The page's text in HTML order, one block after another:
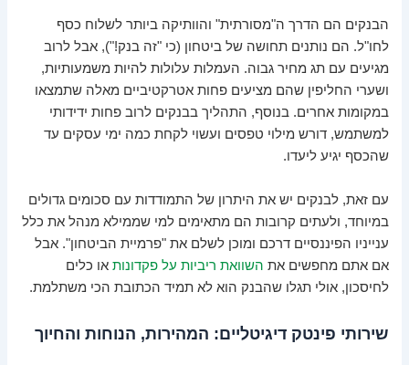
הבנקים הם הדרך ה"מסורתית" והוותיקה ביותר לשלוח כסף
לחו"ל. הם נותנים תחושה של ביטחון (כי "זה בנק!"), אבל לרוב
מגיעים עם תג מחיר גבוה. העמלות עלולות להיות משמעותיות,
ושערי החליפין שהם מציעים פחות אטרקטיביים מאלה שתמצאו
במקומות אחרים. בנוסף, התהליך בבנקים לרוב פחות ידידותי
למשתמש, דורש מילוי טפסים ועשוי לקחת כמה ימי עסקים עד
שהכסף יגיע ליעדו.
עם זאת, לבנקים יש את היתרון של התמודדות עם סכומים גדולים
במיוחד, ולעתים קרובות הם מתאימים למי שממילא מנהל את כלל
ענייניו הפיננסיים דרכם ומוכן לשלם את "פרמיית הביטחון". אבל
אם אתם מחפשים את השוואת ריביות על פקדונות או כלים
לחיסכון, אולי תגלו שהבנק הוא לא תמיד הכתובת הכי משתלמת.
שירותי פינטק דיגיטליים: המהירות, הנוחות והחיוך